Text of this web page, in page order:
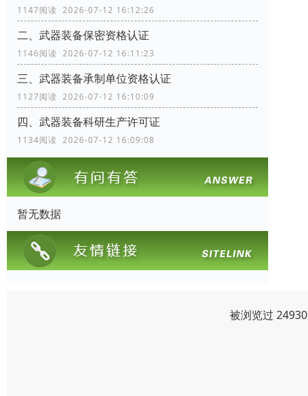
1147阅读 2026-07-12 16:12:26
二、武器装备保密资格认证
1146阅读 2026-07-12 16:11:23
三、武器装备承制单位资格认证
1127阅读 2026-07-12 16:10:09
四、武器装备科研生产许可证
1134阅读 2026-07-12 16:09:08
暂无数据
被浏览过